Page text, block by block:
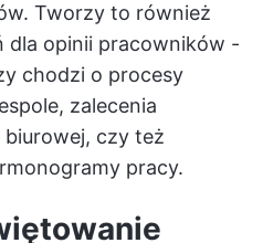
Tworzy to również
dla opinii pracowników -
chodzi o procesy
zalecenia
czy też
pracy.